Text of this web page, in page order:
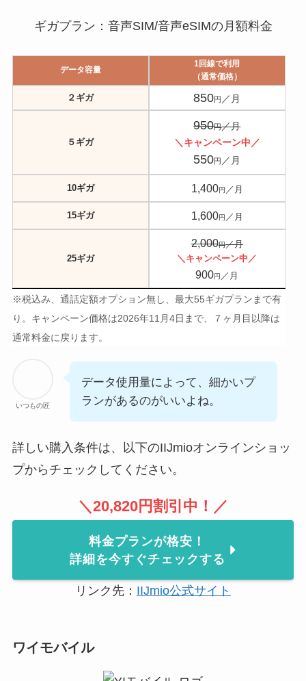
ギガプラン：音声SIM/音声eSIMの月額料金
データ容量
1回線で利用
（通常価格）
２ギガ 850円 ／月
５ギガ
950円／月
＼キャンペーン中／
550円 ／月
10ギガ 1,400円 ／月
15ギガ 1,600円 ／月
25ギガ
2,000円／月
＼キャンペーン中／
900円 ／月
※税込み、通話定額オプション無し、最大55ギガプランまで有
り。キャンペーン価格は2026年11月4日まで、７ヶ月目以降は
通常料金に戻ります。
いつもの匠
データ使用量によって、細かいプ
ランがあるのがいいよね。
詳しい購入条件は、以下のIIJmioオンラインショッ
プからチェックしてください。
＼ 20,820円割引中！／
料金プランが格安！
詳細を今すぐチェックする
リンク先： IIJmio公式サイト
ワイモバイル